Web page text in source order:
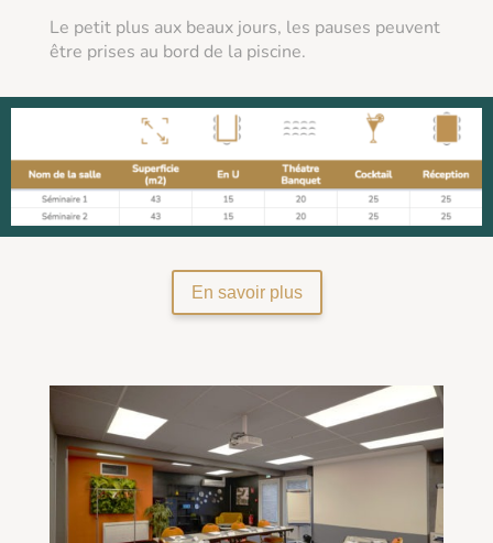
Le petit plus aux beaux jours, les pauses peuvent
être prises au bord de la piscine.
En savoir plus